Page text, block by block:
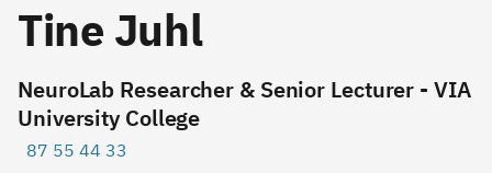
Tine Juhl
NeuroLab Researcher & Senior Lecturer - VIA
University College
87 55 44 33